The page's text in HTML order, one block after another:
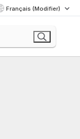
Français (Modifier)